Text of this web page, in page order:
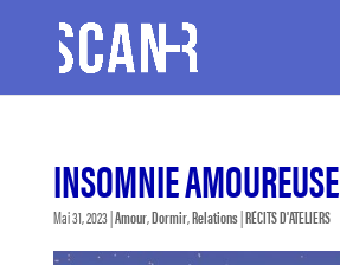
INSOMNIE AMOUREUSE
Mai 31, 2023|Amour,Dormir,Relations|RÉCITS D'ATELIERS